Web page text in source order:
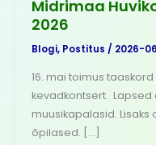
Midrimaa
2026
Blogi, Postitus / 2026-
16. mai toimus
kevadkontsert.
muusikapalasid. Lisaks
õpilased. […]
kevadkontsert
2026